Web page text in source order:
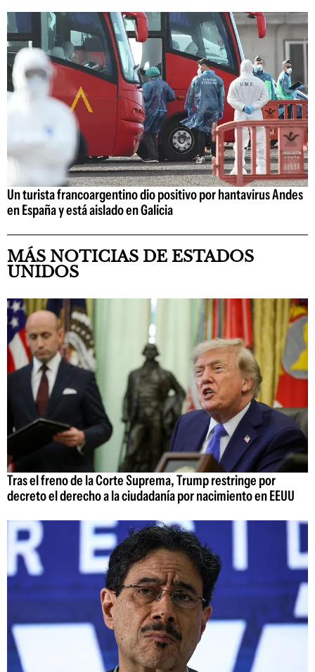
Un turista francoargentino dio positivo por hantavirus Andes
en España y está aislado en Galicia
MÁS NOTICIAS DE ESTADOS
UNIDOS
Tras el freno de la Corte Suprema, Trump restringe por
decreto el derecho a la ciudadanía por nacimiento en EEUU